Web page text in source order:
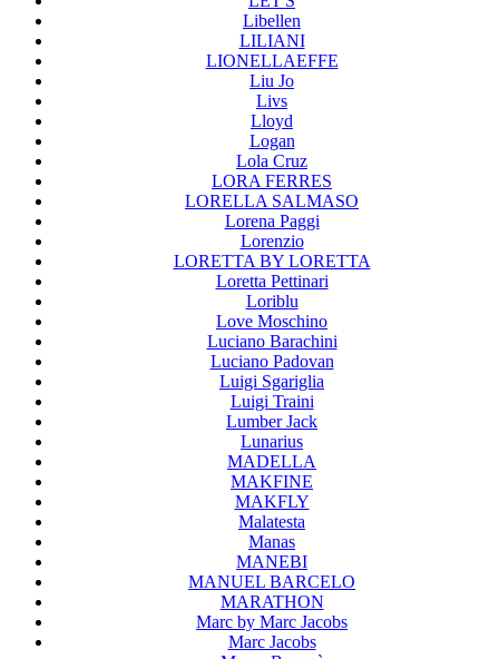
Libellen
LILIANI
LIONELLAEFFE
Liu Jo
Livs
Lloyd
Logan
Lola Cruz
LORA FERRES
LORELLA SALMASO
Lorena Paggi
Lorenzio
LORETTA BY LORETTA
Loretta Pettinari
Loriblu
Love Moschino
Luciano Barachini
Luciano Padovan
Luigi Sgariglia
Luigi Traini
Lumber Jack
Lunarius
MADELLA
MAKFINE
MAKFLY
Malatesta
Manas
MANEBI
MANUEL BARCELO
MARATHON
Marc by Marc Jacobs
Marc Jacobs